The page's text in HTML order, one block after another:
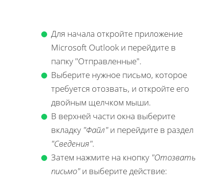
Для начала откройте приложение
Microsoft Outlook и перейдите в
папку "Отправленные".
Выберите нужное письмо, которое
требуется отозвать, и откройте его
двойным щелчком мыши.
В верхней части окна выберите
вкладку "Файл"и перейдите в раздел
"Сведения".
Затем нажмите на кнопку "Отозвать
письмо"и выберите действие: